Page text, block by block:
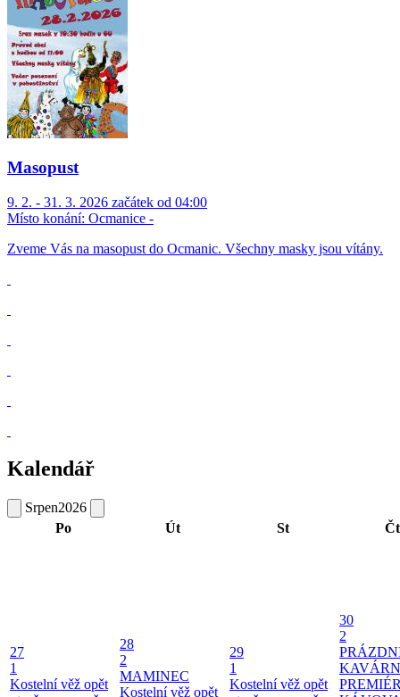
Masopust
9. 2. - 31. 3. 2026 začátek od 04:00
Místo konání: Ocmanice -
Zveme Vás na masopust do Ocmanic. Všechny masky jsou vítány.
Kalendář
Srpen2026
Po
Út St Čt
27
1
Kostelní věž opět
28
2
MAMINEC
Kostelní věž opět
29
1
Kostelní věž opět
30
2